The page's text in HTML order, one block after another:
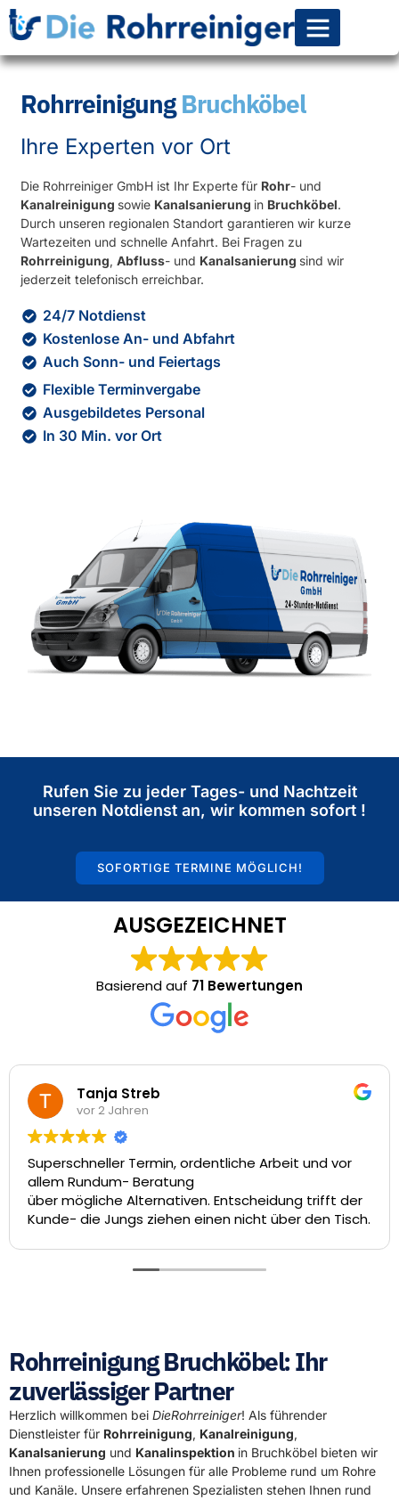
RohrreinigungBruchköbel
Ihre Experten vor Ort
Die Rohrreiniger GmbH ist Ihr Experte für Rohr- und
Kanalreinigung sowie Kanalsanierung in Bruchköbel.
Durch unseren regionalen Standort garantieren wir kurze
Wartezeiten und schnelle Anfahrt. Bei Fragen zu
Rohrreinigung,Abfluss- und Kanalsanierung sind wir
jederzeit telefonisch erreichbar.
24/7 Notdienst
Kostenlose An- und Abfahrt
Auch Sonn- und Feiertags
Flexible Terminvergabe
Ausgebildetes Personal
In 30 Min. vor Ort
Rufen Sie zu jeder Tages- und Nachtzeit
unseren Notdienst an, wir kommen sofort !
SOFORTIGE TERMINE MÖGLICH!
AUSGEZEICHNET
Basierend auf 71 Bewertungen
Tanja Streb
vor 2 Jahren
Termin, ordentliche Arbeit und vor
Rundum- Beratung
mögliche Alternativen. Entscheidung trifft der
die Jungs ziehen einen nicht über den Tisch.
Rohrreinigung Bruchköbel: Ihr
zuverlässiger Partner
Herzlich willkommen bei DieRohrreiniger! Als führender
Dienstleister für Rohrreinigung, Kanalreinigung,
Kanalsanierung und Kanalinspektion in Bruchköbel bieten wir
Ihnen professionelle Lösungen für alle Probleme rund um Rohre
und Kanäle. Unsere erfahrenen Spezialisten stehen Ihnen rund